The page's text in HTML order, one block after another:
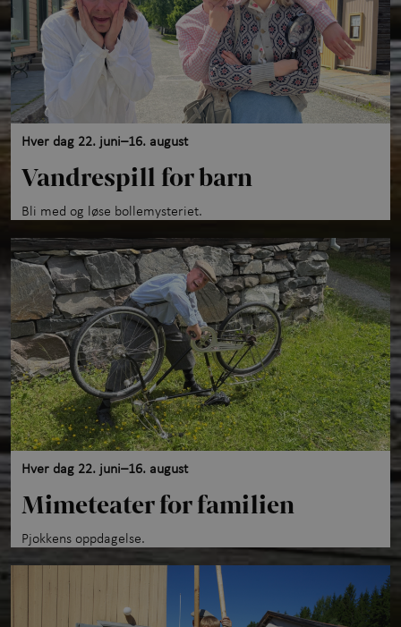
Hver dag 22. juni–16. august
Vandrespill for barn
Bli med og løse bollemysteriet.
Hver dag 22. juni–16. august
Mimeteater for familien
Pjokkens oppdagelse.